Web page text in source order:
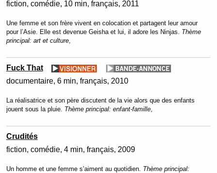
fiction comédie 10 min français 2011
Une femme et son frère vivent en colocation et partagent leur amour
pour l’Asie. Elle est devenue Geisha et lui, il adore les Ninjas. Thème
principal: art et culture,
Fuck That
documentaire 6 min français 2010
La réalisatrice et son père discutent de la vie alors que des enfants
jouent sous la pluie. Thème principal: enfant-famille,
Crudités
fiction comédie 4 min français 2009
Un homme et une femme s’aiment au quotidien. Thème principal: